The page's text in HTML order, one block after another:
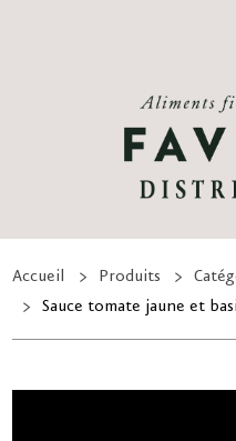
Accueil Produits
Sauce tomate jaune et